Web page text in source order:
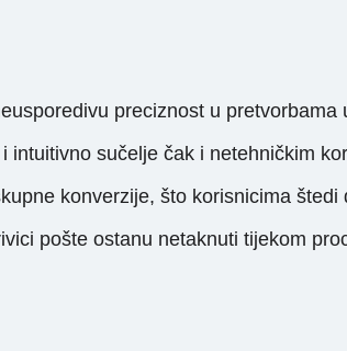
preciznost u
intuitivno sučelje čak i netehničkim
konverzije, što korisnicima štedi
pošte ostanu netaknuti tijekom